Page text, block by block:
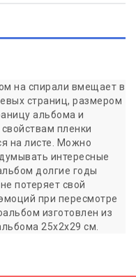
на спирали вмещает в
страниц, размером
альбома и
пленки
на листе. Можно
интересные
долгие годы
потеряет свой
при пересмотре
изготовлен из
25х2х29 см.